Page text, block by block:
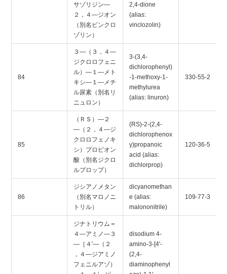
サゾリジン―
２，４―ジオン
（別名ビンクロ
ゾリン）
2,4-dione
(alias:
vinclozolin)
84
３―（３，４―
ジクロロフェニ
ル）―１―メト
キシ―１―メチ
ル尿素（別名リ
ニュロン）
3-(3,4-
dichlorophenyl)
-1-methoxy-1-
methylurea
(alias: linuron)
330-55-2
85
（ＲＳ）―２
―（２，４―ジ
クロロフェノキ
シ）プロピオン
酸（別名ジクロ
ルプロップ）
(RS)-2-(2,4-
dichlorophenox
y)propanoic
acid (alias:
dichlorprop)
120-36-5
86
ジシアノメタン
（別名マロノニ
トリル）
dicyanomethan
e (alias:
malononitrile)
109-77-3
ジナトリウム＝
４―アミノ―３
―［４′―（２
，４―ジアミノ
フェニルアゾ）
disodium 4-
amino-3-[4'-
(2,4-
diaminophenyl